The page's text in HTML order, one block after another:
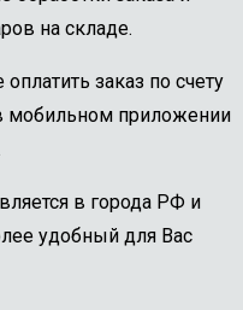
на складе.
заказ по счету
мобильном приложении
в города РФ и
удобный для Вас